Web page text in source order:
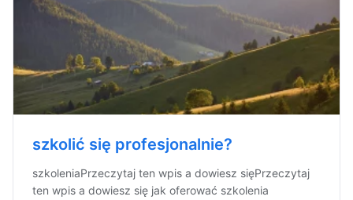
szkolić się profesjonalnie?
szkoleniaPrzeczytaj ten wpis a dowiesz sięPrzeczytaj
ten wpis a dowiesz się jak oferować szkolenia